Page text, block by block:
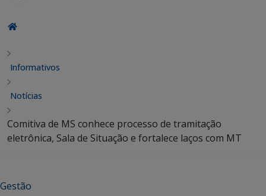
Informativos
Notícias
Comitiva de MS conhece processo de tramitação
eletrônica, Sala de Situação e fortalece laços com MT
Gestão